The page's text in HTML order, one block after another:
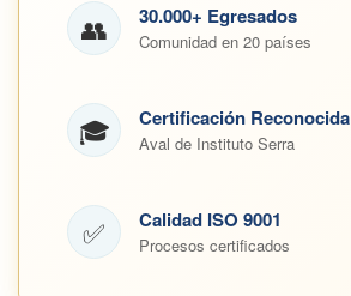
👥 30.000+ Egresados
Comunidad en 20 países
🎓 Certificación Reconocida
Aval de Instituto Serra
✅ Calidad ISO 9001
Procesos certificados